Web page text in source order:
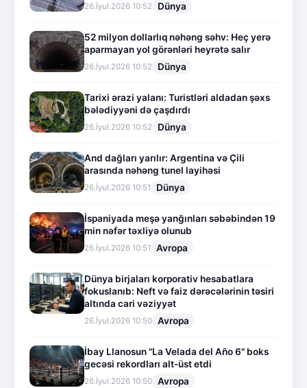
26.İyul.2026 10:52 Dünya
52 milyon dollarlıq nəhəng səhv: Heç yerə
aparmayan yol görənləri heyrətə salır
26.İyul.2026 10:52 Dünya
Tarixi ərazi yalanı: Turistləri aldadan şəxs
bələdiyyəni də çaşdırdı
26.İyul.2026 10:52 Dünya
And dağları yarılır: Argentina və Çili
arasında nəhəng tunel layihəsi
26.İyul.2026 10:51 Dünya
İspaniyada meşə yanğınları səbəbindən 19
min nəfər təxliyə olunub
26.İyul.2026 10:51 Avropa
Dünya birjaları korporativ hesabatlara
fokuslanıb: Neft və faiz dərəcələrinin təsiri
altında cari vəziyyət
26.İyul.2026 10:50 Avropa
İbay Llanosun "La Velada del Año 6" boks
gecəsi rekordları alt-üst etdi
26.İyul.2026 10:50 Avropa